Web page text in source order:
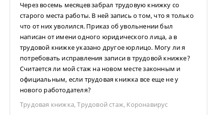
Через восемь месяцев забрал трудовую книжку со
старого места работы. В ней запись о том, что я только
что от них уволился. Приказ об увольнении был
написан от имени одного юридического лица, а в
трудовой книжке указано другое юрлицо. Могу ли я
потребовать исправления записи в трудовой книжке?
Считается ли мой стаж на новом месте законным и
официальным, если трудовая книжка все еще не у
нового работодателя?
Трудовая книжка,Трудовой стаж, Коронавирус